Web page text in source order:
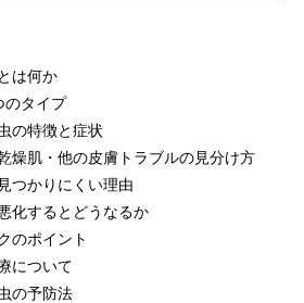
は何か
のタイプ
の特徴と症状
燥肌・他の皮膚トラブルの見分け方
つかりにくい理由
化するとどうなるか
のポイント
について
の予防法